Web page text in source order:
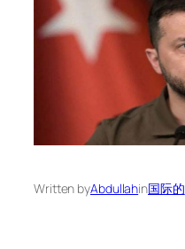
Written byAbdullahin国际的